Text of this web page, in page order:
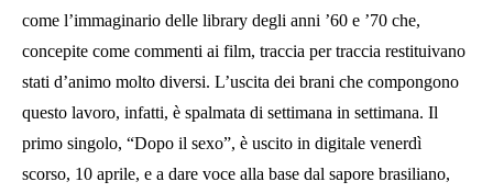
come l’immaginario delle library degli anni ’60 e ’70 che,
concepite come commenti ai film, traccia per traccia restituivano
stati d’animo molto diversi. L’uscita dei brani che compongono
questo lavoro, infatti, è spalmata di settimana in settimana. Il
primo singolo, “Dopo il sexo”, è uscito in digitale venerdì
scorso, 10 aprile, e a dare voce alla base dal sapore brasiliano,